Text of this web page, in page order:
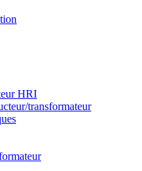
HRI
transformateur